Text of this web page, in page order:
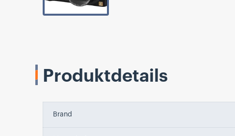
Produktdetails
Brand